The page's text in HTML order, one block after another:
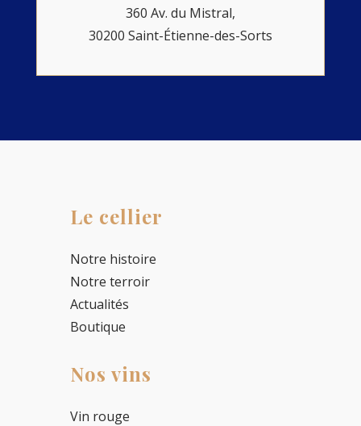
360 Av. du Mistral,
30200 Saint-Étienne-des-Sorts
Le cellier
Notre histoire
Notre terroir
Actualités
Boutique
Nos vins
Vin rouge